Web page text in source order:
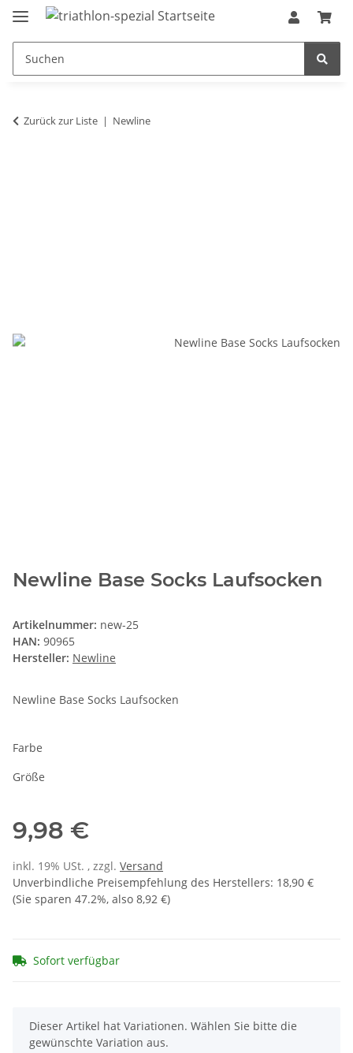
Zurück zur Liste Newline
Newline Base Socks Laufsocken
Artikelnummer: new-25
HAN: 90965
Hersteller: Newline
Newline Base Socks Laufsocken
Farbe
Größe
9,98 €
inkl. 19% USt. , zzgl. Versand
Unverbindliche Preisempfehlung des Herstellers: 18,90 €
(Sie sparen 47.2%, also 8,92 €)
Sofort verfügbar
x
Dieser Artikel hat Variationen. Wählen Sie bitte die
gewünschte Variation aus.